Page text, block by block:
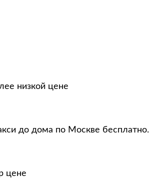
низкой цене
до дома по Москве бесплатно.
цене